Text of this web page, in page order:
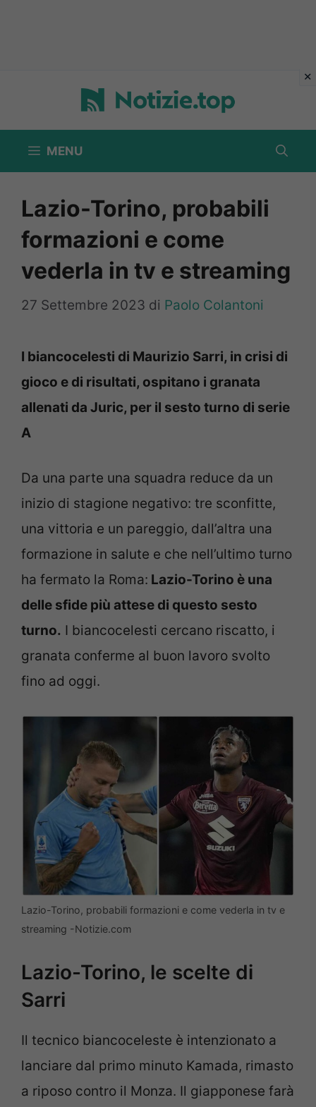
contenuto
MENU
Lazio-Torino, probabili
formazioni e come
vederla in tv e streaming
27 Settembre 2023 di Paolo Colantoni
I biancocelesti di Maurizio Sarri, in crisi di
gioco e di risultati, ospitano i granata
allenati da Juric, per il sesto turno di serie
A
Da una parte una squadra reduce da un
inizio di stagione negativo: tre sconfitte,
una vittoria e un pareggio, dall’altra una
formazione in salute e che nell’ultimo turno
ha fermato la Roma: Lazio-Torino è una
delle sfide più attese di questo sesto
turno. I biancocelesti cercano riscatto, i
granata conferme al buon lavoro svolto
fino ad oggi.
Lazio-Torino, probabili formazioni e come vederla in tv e
streaming -Notizie.com
Lazio-Torino, le scelte di
Sarri
Il tecnico biancoceleste è intenzionato a
lanciare dal primo minuto Kamada, rimasto
a riposo contro il Monza. Il giapponese farà